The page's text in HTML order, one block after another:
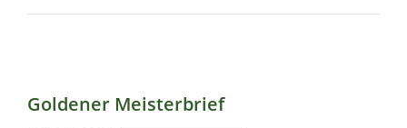
Goldener Meisterbrief